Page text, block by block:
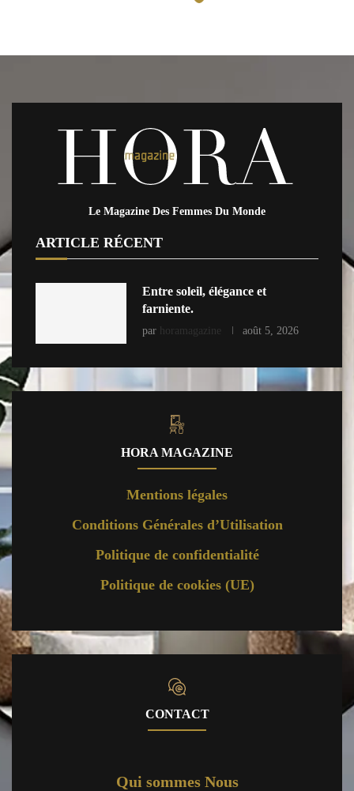
Le Magazine Des Femmes Du Monde
ARTICLE RÉCENT
Entre soleil, élégance et
farniente.
par horamagazine août 5, 2026
HORA MAGAZINE
Mentions légales
Conditions Générales d’Utilisation
Politique de confidentialité
Politique de cookies (UE)
CONTACT
Qui sommes Nous